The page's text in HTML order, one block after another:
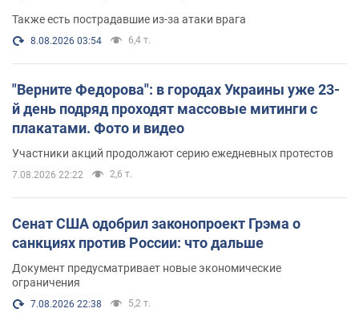
Также есть пострадавшие из-за атаки врага
8.08.2026 03:54 6,4 т.
"Верните Федорова": в городах Украины уже 23-
й день подряд проходят массовые митинги с
плакатами. Фото и видео
Участники акций продолжают серию ежедневных протестов
7.08.2026 22:22 2,6 т.
Сенат США одобрил законопроект Грэма о
санкциях против России: что дальше
Документ предусматривает новые экономические
ограничения
7.08.2026 22:38 5,2 т.